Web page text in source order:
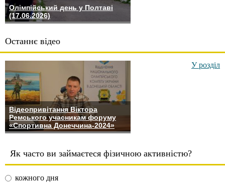
Олімпійський день у Полтаві
(17.06.2026)
Останнє відео
Відеопривітання Віктора
Ремського учасникам форуму
«Спортивна Донеччина-2024»
У розділ
Як часто ви займаєтеся фізичною активністю?
кожного дня